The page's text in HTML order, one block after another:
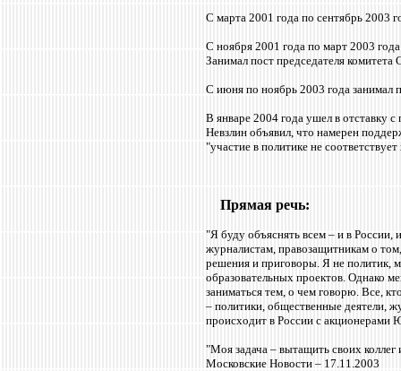
С марта 2001 года по сентябрь 2003
С ноября 2001 года по март 2003
Занимал пост председателя
С июня по ноябрь 2003 года занимал
В январе 2004 года ушел в отставку
Невзлин объявил, что намерен
"участие в политике не
Прямая речь:
"Я буду объяснять всем – и в России,
журналистам, правозащитникам о
решения и приговоры. Я не политик,
образовательных проектов. Однако
заниматься тем, о чем говорю. Все,
– политики, общественные деятели,
происходит в России с акционерами
"Моя задача – вытащить своих коллег
Московские Новости – 17.11.2003